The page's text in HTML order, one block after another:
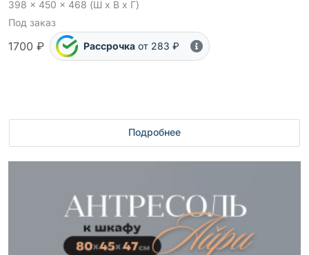
398 x 450 x 468 (Ш x В x Г)
Под заказ
1700 ₽ Рассрочка от 283 ₽
Подробнее